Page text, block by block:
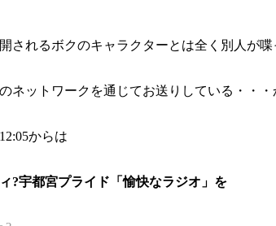
されるボクのキャラクターとは全く別人が
ネットワークを通じてお送りしている・・
からは
?宇都宮プライド「愉快なラジオ」を